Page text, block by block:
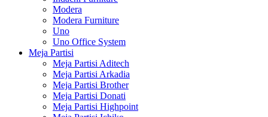
Modera
Modera Furniture
Uno
Uno Office System
Meja Partisi
Meja Partisi Aditech
Meja Partisi Arkadia
Meja Partisi Brother
Meja Partisi Donati
Meja Partisi Highpoint